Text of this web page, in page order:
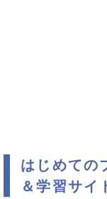
はじめての
＆学習サイ